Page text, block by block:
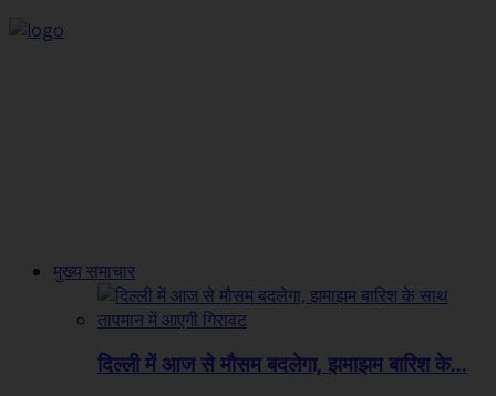
मुख्य समाचार
दिल्ली में आज से मौसम बदलेगा, झमाझम बारिश के...